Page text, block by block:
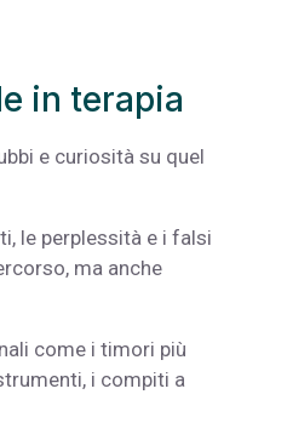
in terapia
e curiosità su quel
le perplessità e i falsi
ma anche
come i timori più
i compiti a